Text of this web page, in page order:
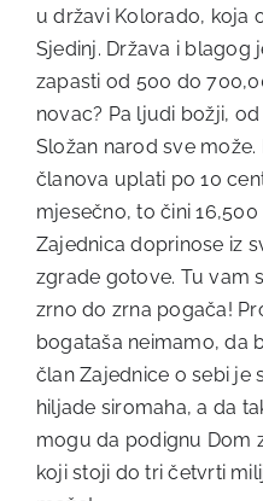
u državi Kolorado, koja
Sjedinj. Država i blagog
zapasti od 500 do
novac? Pa ljudi božji,
Složan narod sve
članova uplati po 10
mjesečno, to čini
Zajednica doprinose iz
zgrade gotove. Tu vam
zrno do zrna pogača!
bogataša neimamo, da
član Zajednice o sebi je
hiljade siromaha, a da
mogu da podignu Dom
koji stoji do tri četvrti